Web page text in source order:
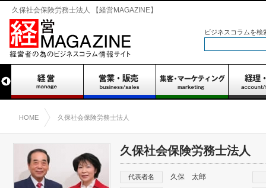
久保社会保険労務士法人 【経営MAGAZINE】
ビジネスコラムを検
HOME 久保社会保険労務士法人
久保社会保険労務士法人
代表者名 久保 太郎